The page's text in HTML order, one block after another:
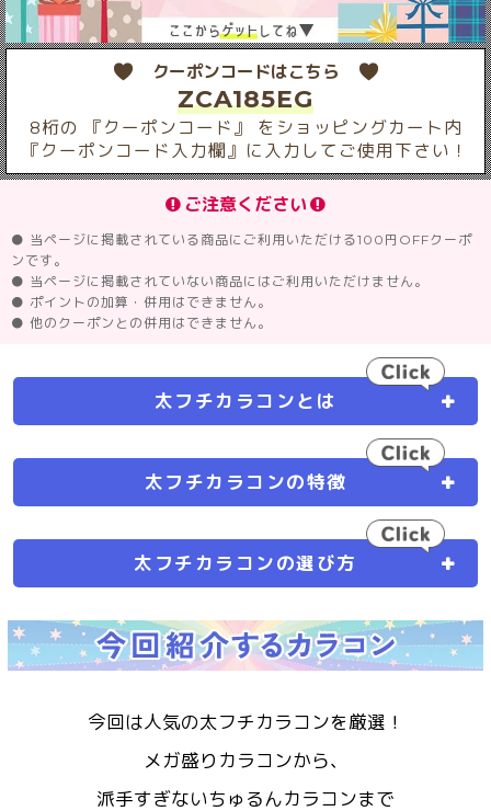
クーポンコードはこちら
ZCA185EG
8桁の 『クーポンコード』 をショッピングカート内
『クーポンコード入力欄』に入力してご使用下さい！
ご注意ください
● 当ページに掲載されている商品にご利用いただける100円OFFクーポ
ンです。
● 当ページに掲載されていない商品にはご利用いただけません。
● ポイントの加算・併用はできません。
● 他のクーポンとの併用はできません。
太フチカラコンとは
太フチカラコンの特徴
太フチカラコンの選び方
今回は人気の太フチカラコンを厳選！
メガ盛りカラコンから、
派手すぎないちゅるんカラコンまで